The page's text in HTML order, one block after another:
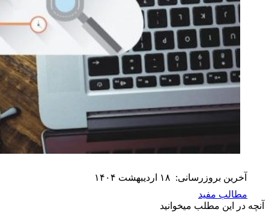
آخرین بروزرسانی: ۱۸ اردیبهشت ۱۴۰۴
مطالب مفید
آنچه در این مطلب میخوانید